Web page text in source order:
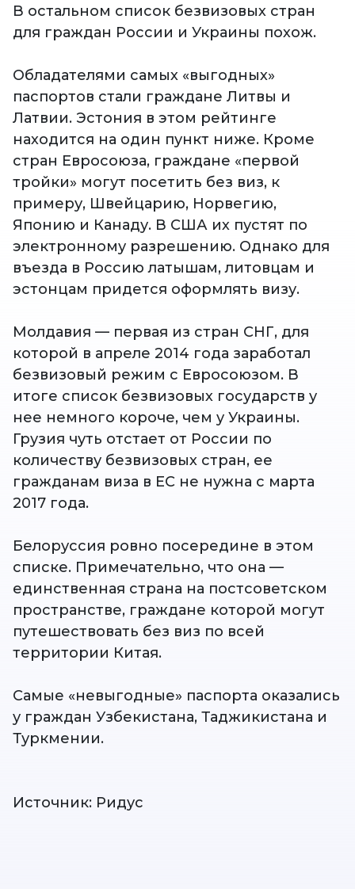
В остальном список безвизовых стран
для граждан России и Украины похож.
Обладателями самых «выгодных»
паспортов стали граждане Литвы и
Латвии. Эстония в этом рейтинге
находится на один пункт ниже. Кроме
стран Евросоюза, граждане «первой
тройки» могут посетить без виз, к
примеру, Швейцарию, Норвегию,
Японию и Канаду. В США их пустят по
электронному разрешению. Однако для
въезда в Россию латышам, литовцам и
эстонцам придется оформлять визу.
Молдавия — первая из стран СНГ, для
которой в апреле 2014 года заработал
безвизовый режим с Евросоюзом. В
итоге список безвизовых государств у
нее немного короче, чем у Украины.
Грузия чуть отстает от России по
количеству безвизовых стран, ее
гражданам виза в ЕС не нужна с марта
2017 года.
Белоруссия ровно посередине в этом
списке. Примечательно, что она —
единственная страна на постсоветском
пространстве, граждане которой могут
путешествовать без виз по всей
территории Китая.
Самые «невыгодные» паспорта оказались
у граждан Узбекистана, Таджикистана и
Туркмении.
Источник: Ридус